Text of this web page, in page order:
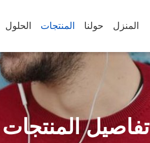
المنزل حولنا المنتجات الحلول
تفاصيل المنتجات